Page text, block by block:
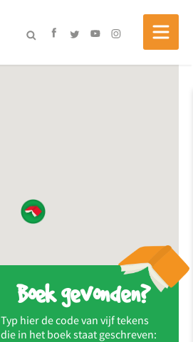
Boek gevonden?
Typ hier de code van vijf tekens
die in het boek staat geschreven: